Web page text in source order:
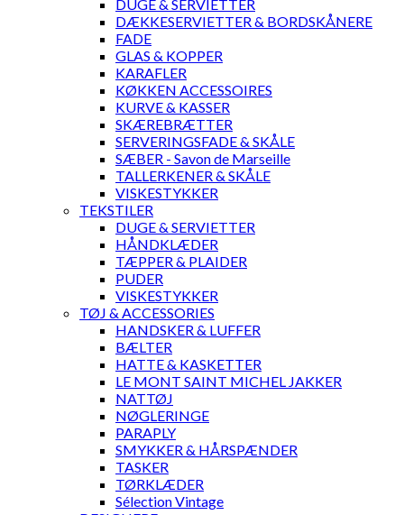
DUGE & SERVIETTER
DÆKKESERVIETTER & BORDSKÅNERE
FADE
GLAS & KOPPER
KARAFLER
KØKKEN ACCESSOIRES
KURVE & KASSER
SKÆREBRÆTTER
SERVERINGSFADE & SKÅLE
SÆBER - Savon de Marseille
TALLERKENER & SKÅLE
VISKESTYKKER
TEKSTILER
DUGE & SERVIETTER
HÅNDKLÆDER
TÆPPER & PLAIDER
PUDER
VISKESTYKKER
TØJ & ACCESSORIES
HANDSKER & LUFFER
BÆLTER
HATTE & KASKETTER
LE MONT SAINT MICHEL JAKKER
NATTØJ
NØGLERINGE
PARAPLY
SMYKKER & HÅRSPÆNDER
TASKER
TØRKLÆDER
Sélection Vintage